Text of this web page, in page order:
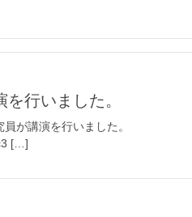
行いました。
が講演を行いました。
[…]